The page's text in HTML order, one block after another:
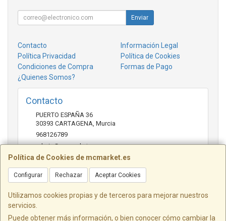
Política de Cookies de mcmarket.es
Configurar Rechazar Aceptar Cookies
Utilizamos cookies propias y de terceros para mejorar nuestros
servicios.
Puede obtener más información, o bien conocer cómo cambiar la
Enviar
Contacto
Información Legal
Política Privacidad
Política de Cookies
Condiciones de Compra
Formas de Pago
¿Quienes Somos?
Contacto
PUERTO ESPAÑA 36
30393 CARTAGENA, Murcia
968126789
admin@mcmarket.es
Horario
09:00-14:00